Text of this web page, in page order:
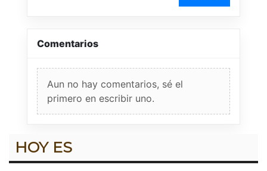
Comentarios
Aun no hay comentarios, sé el
primero en escribir uno.
HOY ES